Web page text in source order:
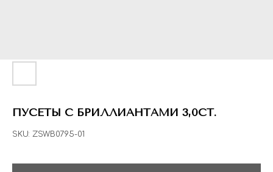
ПУСЕТЫ С БРИЛЛИАНТАМИ 3,0CT.
SKU: ZSWB0795-01